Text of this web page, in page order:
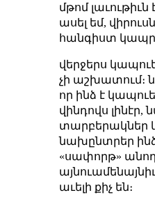
մթոմ լաւութիւն
ասել եմ,
հանգիստ
վերջերս
չի աշխատում։
որ ինձ է
վինդովս լինէր,
տարբերակներ
նախընտրեր ինձ
«սափորթ»
աւելի քիչ են։